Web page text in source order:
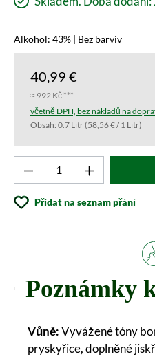
Alkohol: 43% | Bez barviv
40,99 €
≈ 992 Kč ***
včetně DPH, bez nákladů na
Obsah: 0.7 Litr(58,56 € / 1 Litr)
Produkt počet:
Přidat na seznam přání
Poznámky
Vůně:Vyvážené tóny
pryskyřice, doplněné